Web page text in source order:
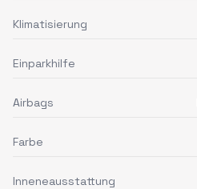
Klimatisierung
Einparkhilfe
Airbags
Farbe
Inneneausstattung